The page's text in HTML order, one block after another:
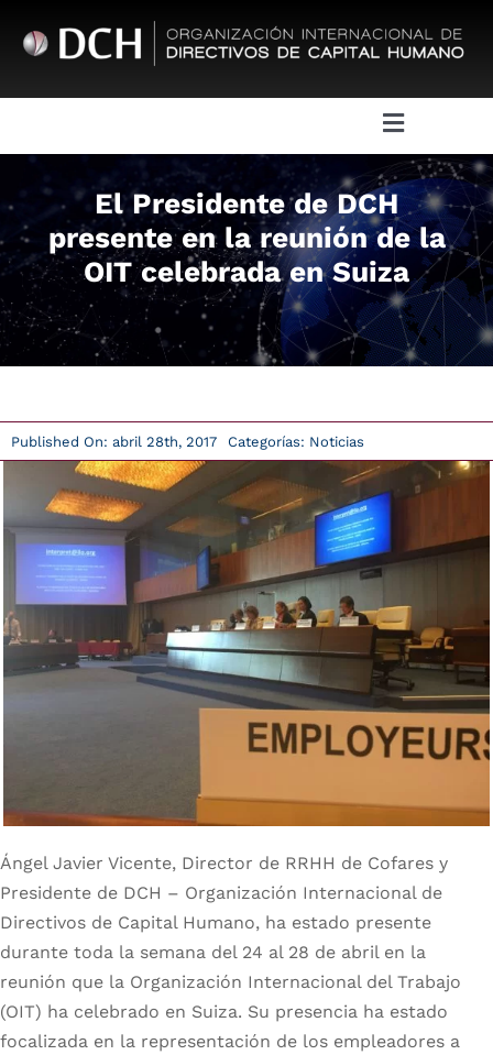
Toggle
Sobre DCH
Juntas Directivas
Eventos
DCH Awards & Certifications
DCH Research
Contacto
El Presidente de DCH
presente en la reunión de la
OIT celebrada en Suiza
Published On: abril 28th, 2017 Categorías: Noticias
Ángel Javier Vicente, Director de RRHH de Cofares y
Presidente de DCH – Organización Internacional de
Directivos de Capital Humano, ha estado presente
durante toda la semana del 24 al 28 de abril en la
reunión que la Organización Internacional del Trabajo
(OIT) ha celebrado en Suiza. Su presencia ha estado
focalizada en la representación de los empleadores a